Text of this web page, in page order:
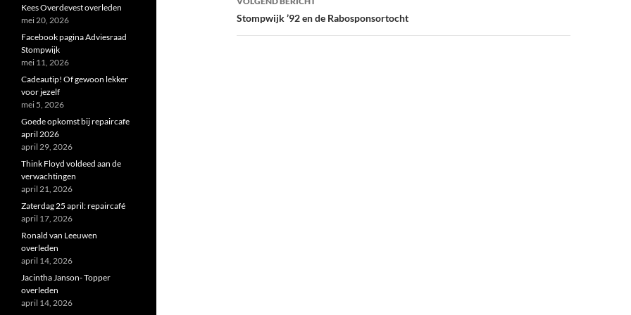
Stompwijk ’92 en de Rabosponsortocht
Kees Overdevest overleden
mei 20, 2026
Facebook pagina Adviesraad
Stompwijk
mei 11, 2026
Cadeautip! Of gewoon lekker
voor jezelf
mei 5, 2026
Goede opkomst bij repaircafe
april 2026
april 29, 2026
Think Floyd voldeed aan de
verwachtingen
april 21, 2026
Zaterdag 25 april: repaircafé
april 17, 2026
Ronald van Leeuwen
overleden
april 14, 2026
Jacintha Janson- Topper
overleden
april 14, 2026